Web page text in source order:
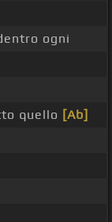
ogni
quello [Ab]